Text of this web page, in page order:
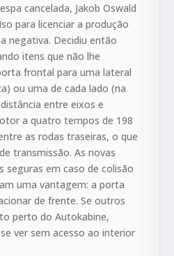
cancelada, Jakob Oswald
para licenciar a produção
negativa. Decidiu então
itens que não lhe
frontal para uma lateral
ou uma de cada lado (na
entre eixos e
a quatro tempos de 198
as rodas traseiras, o que
transmissão. As novas
seguras em caso de colisão
uma vantagem: a porta
de frente. Se outros
perto do Autokabine,
ver sem acesso ao interior